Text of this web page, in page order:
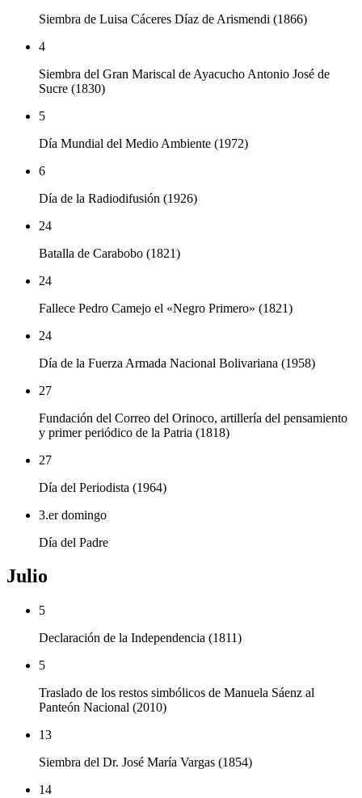
Siembra de Luisa Cáceres Díaz de Arismendi (1866)
4
Siembra del Gran Mariscal de Ayacucho Antonio José de
Sucre (1830)
5
Día Mundial del Medio Ambiente (1972)
6
Día de la Radiodifusión (1926)
24
Batalla de Carabobo (1821)
24
Fallece Pedro Camejo el «Negro Primero» (1821)
24
Día de la Fuerza Armada Nacional Bolivariana (1958)
27
Fundación del Correo del Orinoco, artillería del pensamiento
y primer periódico de la Patria (1818)
27
Día del Periodista (1964)
3.er domingo
Día del Padre
Julio
5
Declaración de la Independencia (1811)
5
Traslado de los restos simbólicos de Manuela Sáenz al
Panteón Nacional (2010)
13
Siembra del Dr. José María Vargas (1854)
14